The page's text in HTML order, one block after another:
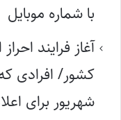
با شماره موبایل
آغاز فرایند
کشور/ افرادی
شهریور برای